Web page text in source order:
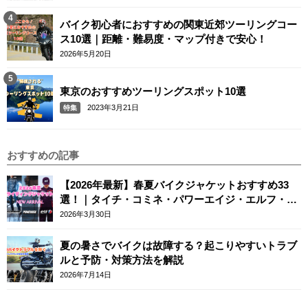
バイク初心者におすすめの関東近郊ツーリングコー
ス10選｜距離・難易度・マップ付きで安心！
2026年5月20日
東京のおすすめツーリングスポット10選
特集 2023年3月21日
おすすめの記事
【2026年最新】春夏バイクジャケットおすすめ33
選！｜タイチ・コミネ・パワーエイジ・エルフ・エ
ースカフェロンドン
2026年3月30日
夏の暑さでバイクは故障する？起こりやすいトラブ
ルと予防・対策方法を解説
2026年7月14日